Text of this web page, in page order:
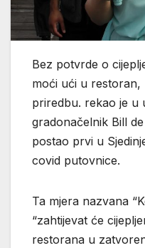
Bez potvrde o
moći ući u
priredbu. rekao je u
gradonačelnik Bill
postao prvi u
covid putovnice.
Ta mjera nazvana
“zahtijevat će
restorana u